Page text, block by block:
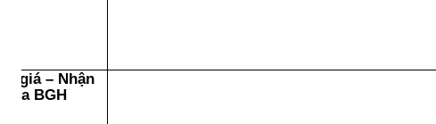
giá – Nhận
của BGH